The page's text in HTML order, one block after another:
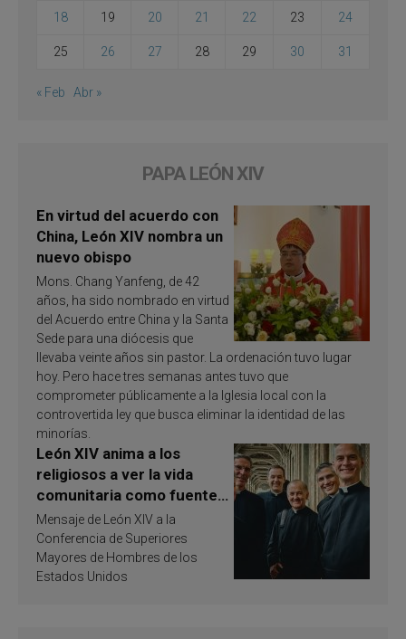
18 19 20 21 22 23 24
25 26 27 28 29 30 31
« Feb Abr »
PAPA LEÓN XIV
En virtud del acuerdo con
China, León XIV nombra un
nuevo obispo
Mons. Chang Yanfeng, de 42
años, ha sido nombrado en virtud
del Acuerdo entre China y la Santa
Sede para una diócesis que
llevaba veinte años sin pastor. La ordenación tuvo lugar
hoy. Pero hace tres semanas antes tuvo que
comprometer públicamente a la Iglesia local con la
controvertida ley que busca eliminar la identidad de las
minorías.
León XIV anima a los
religiosos a ver la vida
comunitaria como fuente
de inspiración y
santificación
Mensaje de León XIV a la
Conferencia de Superiores
Mayores de Hombres de los
Estados Unidos